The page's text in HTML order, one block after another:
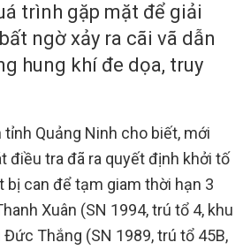
trình gặp mặt để giải
ngờ xảy ra cãi vã dẫn
hung khí đe dọa, truy
Quảng Ninh cho biết, mới
điều tra đã ra quyết định khởi tố
bị can để tạm giam thời hạn 3
Xuân (SN 1994, trú tổ 4, khu
Đức Thắng (SN 1989, trú tổ 45B,